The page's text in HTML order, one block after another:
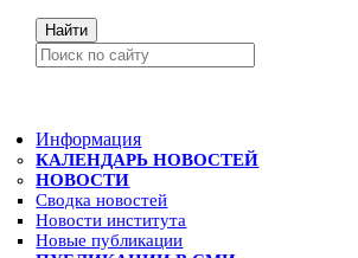
Найти
Информация
КАЛЕНДАРЬ НОВОСТЕЙ
НОВОСТИ
Сводка новостей
Новости института
Новые публикации